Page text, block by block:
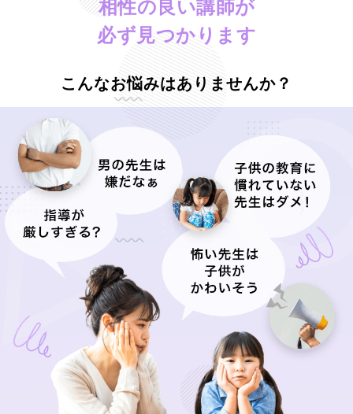
相性の良い講師が
必ず見つかります
こんなお悩みはありませんか？